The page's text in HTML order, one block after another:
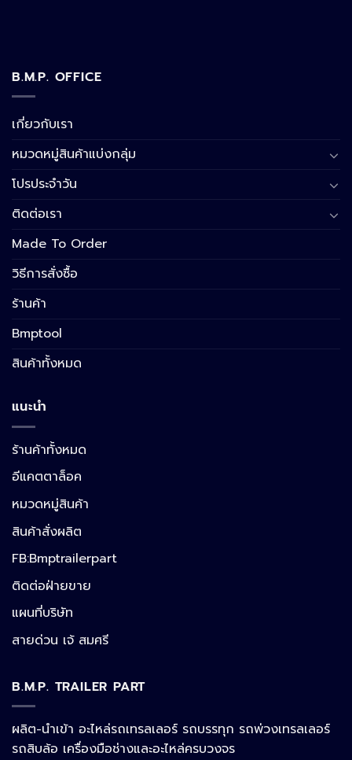
B.M.P. OFFICE
เกี่ยวกับเรา
หมวดหมู่สินค้าแบ่งกลุ่ม
โปรประจำวัน
ติดต่อเรา
Made To Order
วิธีการสั่งซื้อ
ร้านค้า
Bmptool
สินค้าทั้งหมด
แนะนำ
ร้านค้าทั้งหมด
อีแคตตาล็อค
หมวดหมู่สินค้า
สินค้าสั่งผลิต
FB:Bmptrailerpart
ติดต่อฝ่ายขาย
แผนที่บริษัท
สายด่วน เจ้ สมศรี
B.M.P. TRAILER PART
ผลิต-นำเข้า อะไหล่รถเทรลเลอร์ รถบรรทุก รถพ่วงเทรลเลอร์
รถสิบล้อ เครื่องมือช่างและอะไหล่ครบวงจร